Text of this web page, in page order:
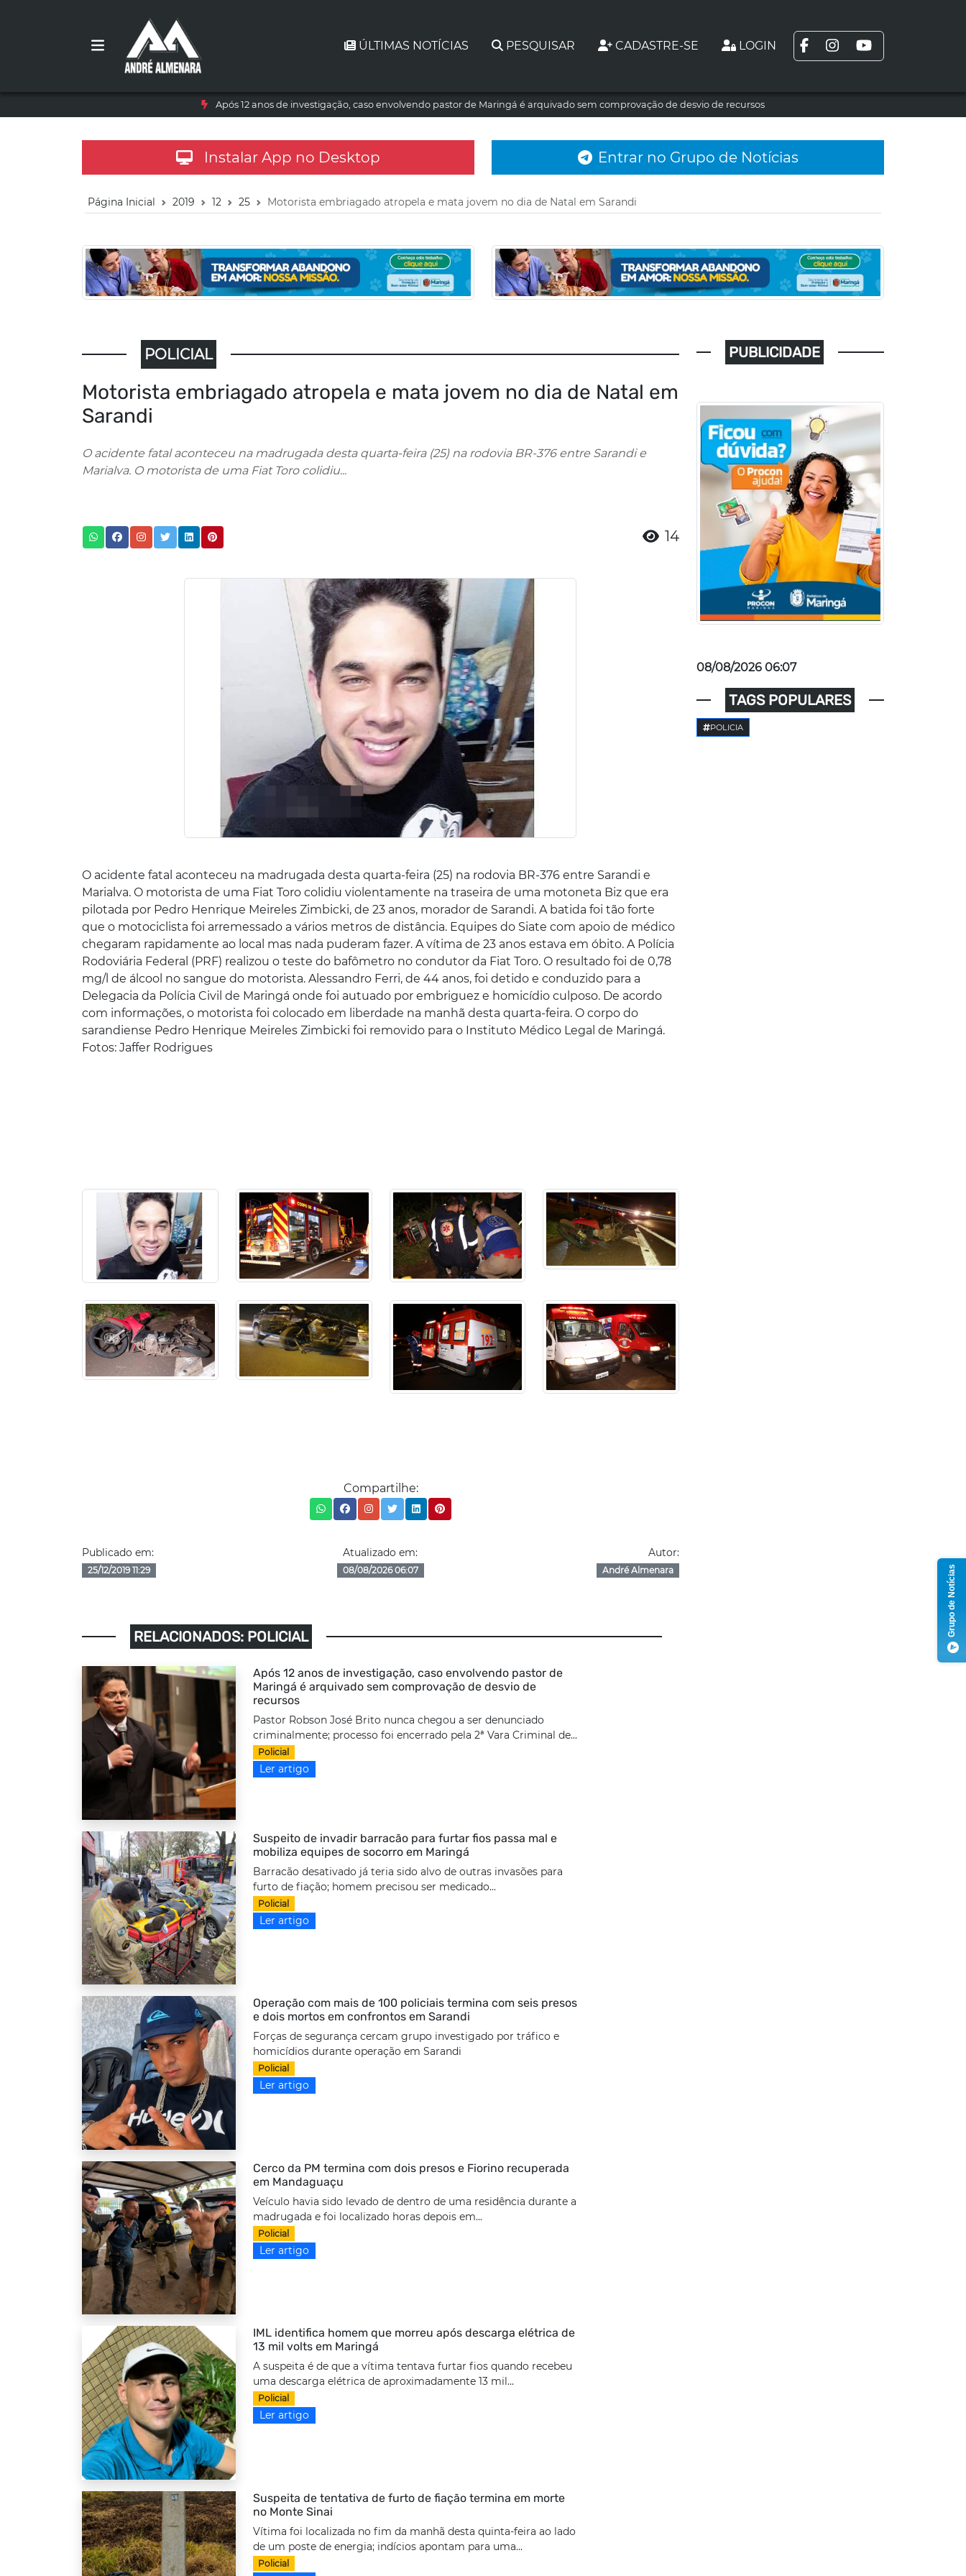
ÚLTIMAS NOTÍCIAS PESQUISAR CADASTRE-SE LOGIN
Após 12 anos de investigação, caso envolvendo pastor de Maringá é arquivado sem comprovação de desvio de recursos
Instalar App no Desktop Entrar no Grupo de Notícias
Página Inicial 2019 12 25 Motorista embriagado atropela e mata jovem no dia de Natal em Sarandi
POLICIAL
Motorista embriagado atropela e mata jovem no dia de Natal em
Sarandi
O acidente fatal aconteceu na madrugada desta quarta-feira (25) na rodovia BR-376 entre Sarandi e
Marialva. O motorista de uma Fiat Toro colidiu...
14
O acidente fatal aconteceu na madrugada desta quarta-feira (25) na rodovia BR-376 entre Sarandi e
Marialva. O motorista de uma Fiat Toro colidiu violentamente na traseira de uma motoneta Biz que era
pilotada por Pedro Henrique Meireles Zimbicki, de 23 anos, morador de Sarandi. A batida foi tão forte
que o motociclista foi arremessado a vários metros de distância. Equipes do Siate com apoio de médico
chegaram rapidamente ao local mas nada puderam fazer. A vítima de 23 anos estava em óbito. A Polícia
Rodoviária Federal (PRF) realizou o teste do bafômetro no condutor da Fiat Toro. O resultado foi de 0,78
mg/l de álcool no sangue do motorista. Alessandro Ferri, de 44 anos, foi detido e conduzido para a
Delegacia da Polícia Civil de Maringá onde foi autuado por embriguez e homicídio culposo. De acordo
com informações, o motorista foi colocado em liberdade na manhã desta quarta-feira. O corpo do
sarandiense Pedro Henrique Meireles Zimbicki foi removido para o Instituto Médico Legal de Maringá.
Fotos: Jaffer Rodrigues
Compartilhe:
Publicado em:
25/12/2019 11:29
Atualizado em:
08/08/2026 06:07
Autor:
André Almenara
RELACIONADOS: POLICIAL
Após 12 anos de investigação, caso envolvendo pastor de
Maringá é arquivado sem comprovação de desvio de
recursos
Pastor Robson José Brito nunca chegou a ser denunciado
criminalmente; processo foi encerrado pela 2ª Vara Criminal de...
Policial
Ler artigo
Suspeito de invadir barracão para furtar fios passa mal e
mobiliza equipes de socorro em Maringá
Barracão desativado já teria sido alvo de outras invasões para
furto de fiação; homem precisou ser medicado...
Policial
Ler artigo
Operação com mais de 100 policiais termina com seis presos
e dois mortos em confrontos em Sarandi
Forças de segurança cercam grupo investigado por tráfico e
homicídios durante operação em Sarandi
Policial
Ler artigo
Cerco da PM termina com dois presos e Fiorino recuperada
em Mandaguaçu
Veículo havia sido levado de dentro de uma residência durante a
madrugada e foi localizado horas depois em...
Policial
Ler artigo
IML identifica homem que morreu após descarga elétrica de
13 mil volts em Maringá
A suspeita é de que a vítima tentava furtar fios quando recebeu
uma descarga elétrica de aproximadamente 13 mil...
Policial
Ler artigo
Suspeita de tentativa de furto de fiação termina em morte
no Monte Sinai
Vítima foi localizada no fim da manhã desta quinta-feira ao lado
de um poste de energia; indícios apontam para uma...
Policial
PUBLICIDADE
08/08/2026 06:07
TAGS POPULARES
POLICIA
Grupo de Notícias